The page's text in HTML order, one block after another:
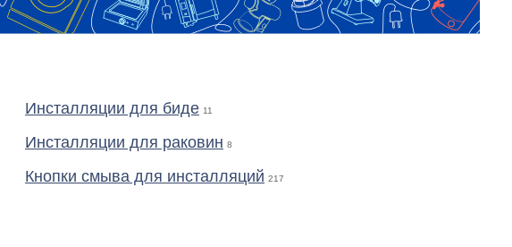
Инсталляции для биде 11
Инсталляции для раковин 8
Кнопки смыва для инсталляций 217